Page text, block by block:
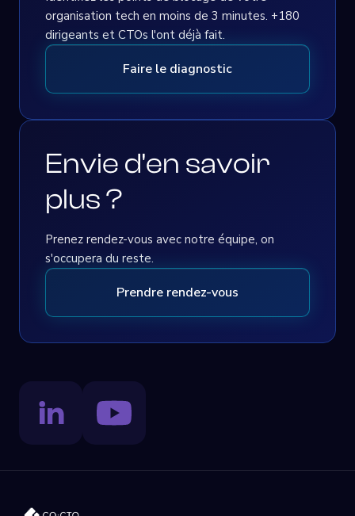
organisation tech en moins de 3 minutes. +180
dirigeants et CTOs l'ont déjà fait.
Faire le diagnostic
Envie d'en savoir
plus ?
Prenez rendez-vous avec notre équipe, on
s'occupera du reste.
Prendre rendez-vous